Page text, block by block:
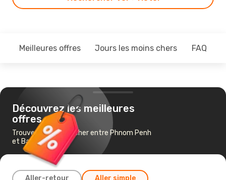
Meilleures offres Jours les moins chers FAQ
Découvrez les meilleures
offres
Trouvez un vol pas cher entre Phnom Penh
et Bangkok
Aller-retour Aller simple